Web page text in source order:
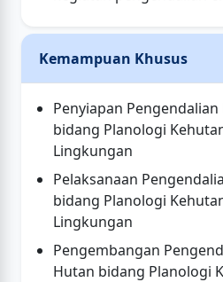
Kemampuan Khusus
Penyiapan
bidang Planologi
Lingkungan
Pelaksanaan
bidang Planologi
Lingkungan
Pengembangan
Hutan bidang Planologi